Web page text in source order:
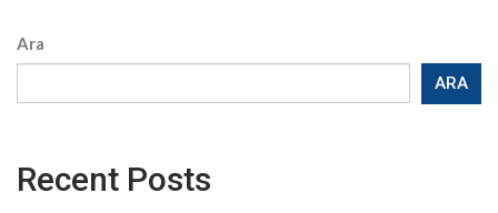
Ara
ARA
Recent Posts